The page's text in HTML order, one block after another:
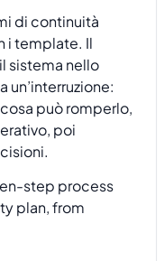
di continuità
i template. Il
sistema nello
un’interruzione:
può romperlo,
poi